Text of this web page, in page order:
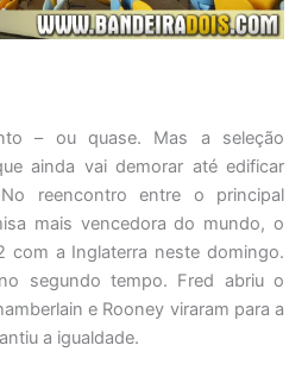
– ou quase. Mas a seleção
ainda vai demorar até edificar
reencontro entre o principal
mais vencedora do mundo, o
com a Inglaterra neste domingo.
segundo tempo. Fred abriu o
e Rooney viraram para a
a igualdade.